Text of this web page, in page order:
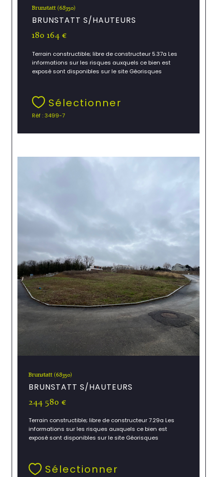
Brunstatt (68350)
BRUNSTATT S/HAUTEURS
180 164 €
Terrain constructible; libre de constructeur 5.37a Les
informations sur les risques auxquels ce bien est
exposé sont disponibles sur le site Géorisques
Sélectionner
Réf : 3499-7
Brunstatt (68350)
BRUNSTATT S/HAUTEURS
244 580 €
Terrain constructible; libre de constructeur 7.29a Les
informations sur les risques auxquels ce bien est
exposé sont disponibles sur le site Géorisques
Sélectionner